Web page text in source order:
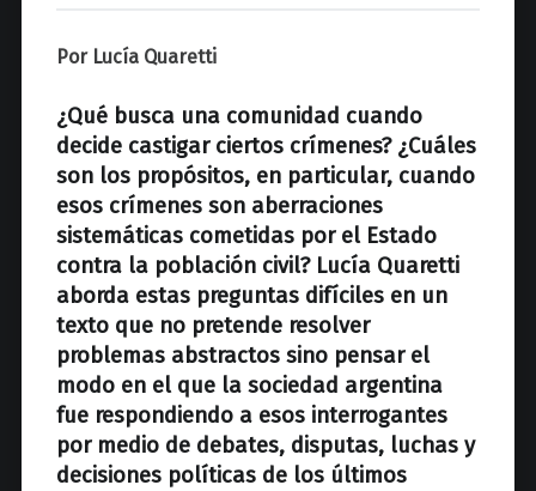
Por Lucía Quaretti
¿Qué busca una comunidad cuando
decide castigar ciertos crímenes? ¿Cuáles
son los propósitos, en particular, cuando
esos crímenes son aberraciones
sistemáticas cometidas por el Estado
contra la población civil? Lucía Quaretti
aborda estas preguntas difíciles en un
texto que no pretende resolver
problemas abstractos sino pensar el
modo en el que la sociedad argentina
fue respondiendo a esos interrogantes
por medio de debates, disputas, luchas y
decisiones políticas de los últimos